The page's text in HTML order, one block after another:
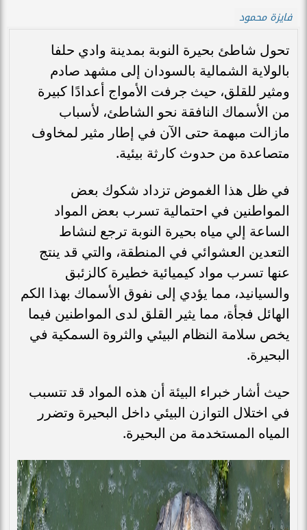
فايزة محمود
تحول شاطئ بحيرة النوبة بمدينة وادي حلفا
بالولاية الشمالية بالسودان إلى مشهد صادم
ومثير للقلق، حيث جرفت الأمواج أعدادًا كبيرة
من الأسماك النافقة نحو الشاطئ، لأسباب
مازالت مبهمة حتى الآن في إطار مثير لمخاوف
متصاعدة من حدوث كارثة بيئية.
في ظل هذا الغموض تزداد شكوك بعض
المواطنين في احتمالية تسرب بعض المواد
الساعة إلي مياه بحيرة النوبة ترجع لنشاط
التعدين العشوائي في المنطقة، والتي قد ينتج
عنها تسرب مواد كيميائية خطيرة كالزئبق
والسيانيد، مما يؤدي إلى نفوق الأسماك بهذا الكم
الهائل فجأة، مما يثير القلق لدى المواطنين فيما
يخص سلامة النظام البيئي والثروة السمكية في
البحيرة.
حيث أشار خبراء البيئة أن هذه المواد قد تتسبب
في اختلال التوازن البيئي داخل البحيرة وتضرر
المياه المستخدمة من البحيرة.